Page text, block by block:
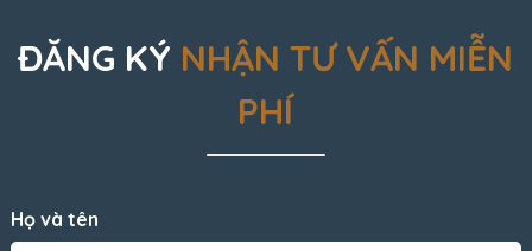
ĐĂNG KÝ NHẬN TƯ VẤN MIỄN
PHÍ
Họ và tên